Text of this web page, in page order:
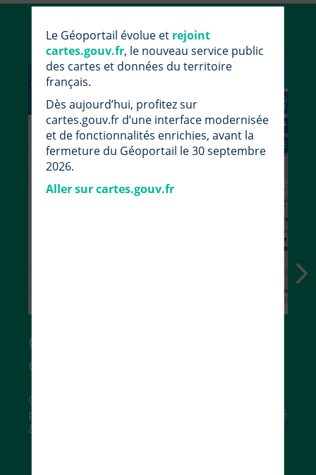
Le Géoportail évolue et rejoint
cartes.gouv.fr, le nouveau service public
des cartes et données du territoire
français.
Dès aujourd’hui, profitez sur
cartes.gouv.fr d’une interface modernisée
et de fonctionnalités enrichies, avant la
fermeture du Géoportail le 30 septembre
2026.
Aller sur cartes.gouv.fr
Utiliser le Géoportail
Choisissez vos fonds de
carte
Cartes IGN, photographies aériennes, carte du relief,
parcelles cadastrales… trouvez le fond de carte adapté
à vos besoins.